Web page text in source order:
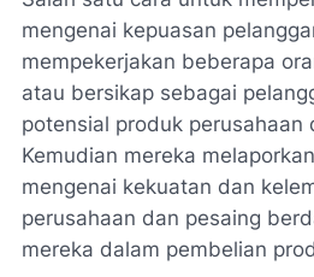
mengenai kepuasan
mempekerjakan beberapa
atau bersikap sebagai
potensial produk perusahaan
Kemudian mereka
mengenai kekuatan dan
perusahaan dan pesaing
mereka dalam pembelian